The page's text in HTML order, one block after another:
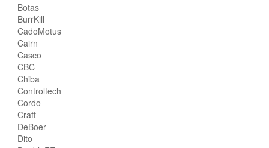
Botas
BurrKill
CadoMotus
Cairn
Casco
CBC
Chiba
Controltech
Cordo
Craft
DeBoer
Dito